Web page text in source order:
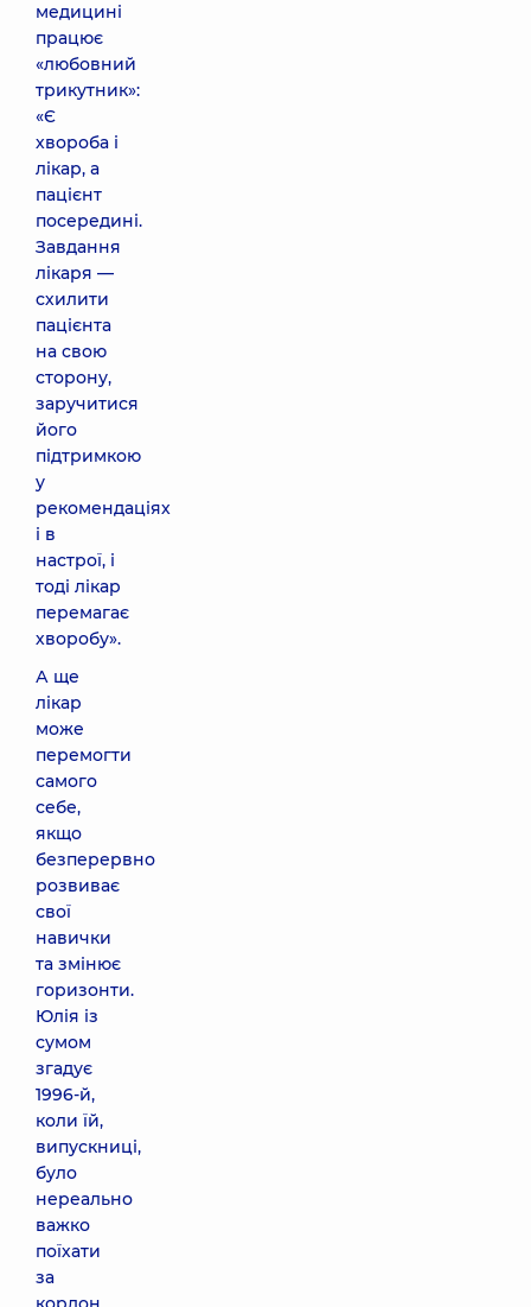
медицині
працює
«любовний
трикутник»:
«Є
хвороба і
лікар, а
пацієнт
посередині.
Завдання
лікаря —
схилити
пацієнта
на свою
сторону,
заручитися
його
підтримкою
у
рекомендаціях
і в
настрої, і
тоді лікар
перемагає
хворобу».
А ще
лікар
може
перемогти
самого
себе,
якщо
безперервно
розвиває
свої
навички
та змінює
горизонти.
Юлія із
сумом
згадує
1996-й,
коли їй,
випускниці,
було
нереально
важко
поїхати
за